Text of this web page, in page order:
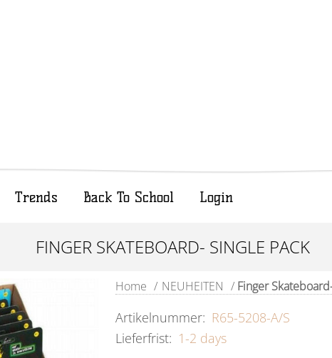
Trends Back To School Login
FINGER SKATEBOARD- SINGLE PACK
Home / NEUHEITEN / Finger
Artikelnummer: R65-5208-A/S
Lieferfrist: 1-2 days